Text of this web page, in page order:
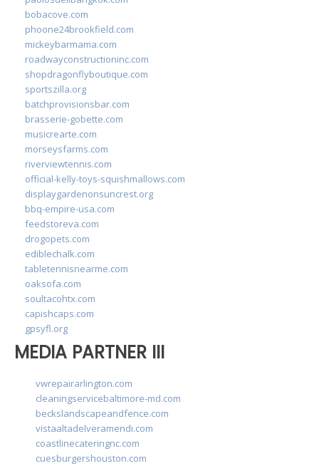
bobacove.com
phoone24brookfield.com
mickeybarmama.com
roadwayconstructioninc.com
shopdragonflyboutique.com
sportszilla.org
batchprovisionsbar.com
brasserie-gobette.com
musicrearte.com
morseysfarms.com
riverviewtennis.com
official-kelly-toys-squishmallows.com
displaygardenonsuncrest.org
bbq-empire-usa.com
feedstoreva.com
drogopets.com
ediblechalk.com
tabletennisnearme.com
oaksofa.com
soultacohtx.com
capishcaps.com
gpsyfl.org
MEDIA PARTNER III
vwrepairarlington.com
cleaningservicebaltimore-md.com
beckslandscapeandfence.com
vistaaltadelveramendi.com
coastlinecateringnc.com
cuesburgershouston.com